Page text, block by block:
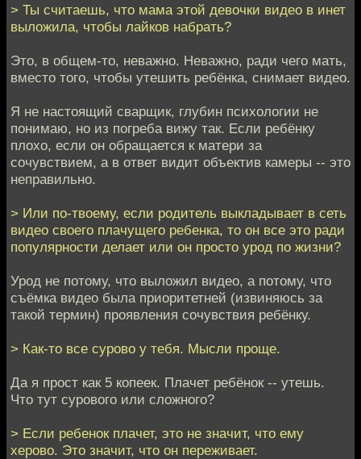
> Ты считаешь, что мама этой девочки видео в инет
выложила, чтобы лайков набрать?
Это, в общем-то, неважно. Неважно, ради чего мать,
вместо того, чтобы утешить ребёнка, снимает видео.
Я не настоящий сварщик, глубин психологии не
понимаю, но из погреба вижу так. Если ребёнку
плохо, если он обращается к матери за
сочувствием, а в ответ видит объектив камеры -- это
неправильно.
> Или по-твоему, если родитель выкладывает в сеть
видео своего плачущего ребенка, то он все это ради
популярности делает или он просто урод по жизни?
Урод не потому, что выложил видео, а потому, что
съёмка видео была приоритетней (извиняюсь за
такой термин) проявления сочувствия ребёнку.
> Как-то все сурово у тебя. Мысли проще.
Да я прост как 5 копеек. Плачет ребёнок -- утешь.
Что тут сурового или сложного?
> Если ребенок плачет, это не значит, что ему
херово. Это значит, что он переживает.